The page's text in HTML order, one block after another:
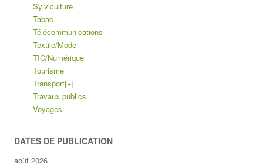
Sylviculture
Tabac
Télécommunications
Textile/Mode
TIC/Numérique
Tourisme
Transport[+]
Travaux publics
Voyages
DATES DE PUBLICATION
août 2026